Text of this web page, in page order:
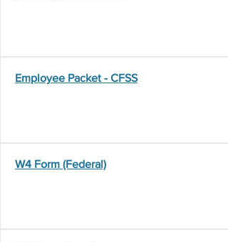
Employee Packet - CFSS
W4 Form (Federal)